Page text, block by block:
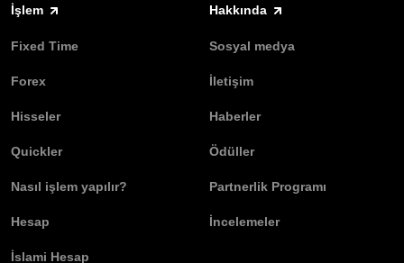
İşlem
Fixed Time
Forex
Hisseler
Quickler
Nasıl işlem yapılır?
Hesap
İslami Hesap
Hakkında
Sosyal medya
İletişim
Haberler
Ödüller
Partnerlik Programı
İncelemeler